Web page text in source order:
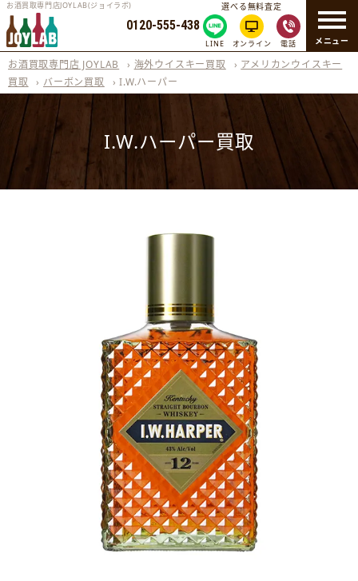
メニュー
お酒買取専門店JOYLAB(ジョイラボ)
0120-555-438
選べる無料査定
LINE オンライン 電話
お酒買取専門店 JOYLAB › 海外ウイスキー買取 › アメリカンウイスキー
買取
› バーボン買取 ›I.W.ハーパー
I.W.ハーパー買取